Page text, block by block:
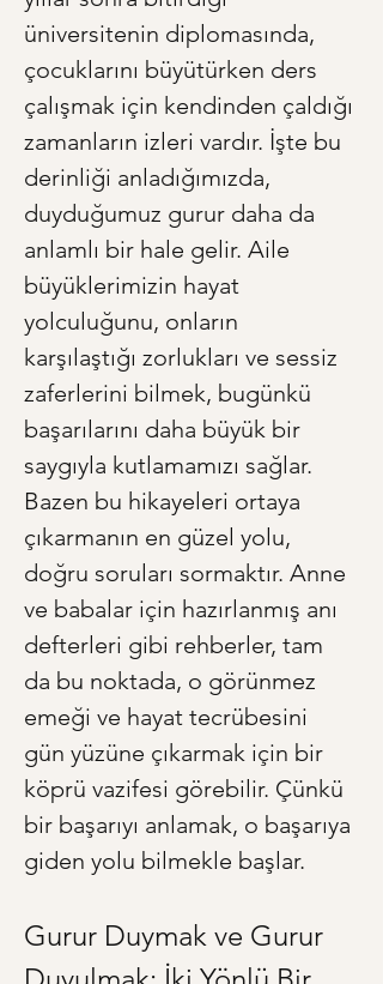
üniversitenin diplomasında,
çocuklarını büyütürken ders
çalışmak için kendinden çaldığı
zamanların izleri vardır. İşte bu
derinliği anladığımızda,
duyduğumuz gurur daha da
anlamlı bir hale gelir. Aile
büyüklerimizin hayat
yolculuğunu, onların
karşılaştığı zorlukları ve sessiz
zaferlerini bilmek, bugünkü
başarılarını daha büyük bir
saygıyla kutlamamızı sağlar.
Bazen bu hikayeleri ortaya
çıkarmanın en güzel yolu,
doğru soruları sormaktır. Anne
ve babalar için hazırlanmış anı
defterleri gibi rehberler, tam
da bu noktada, o görünmez
emeği ve hayat tecrübesini
gün yüzüne çıkarmak için bir
köprü vazifesi görebilir. Çünkü
bir başarıyı anlamak, o başarıya
giden yolu bilmekle başlar.
Gurur Duymak ve Gurur